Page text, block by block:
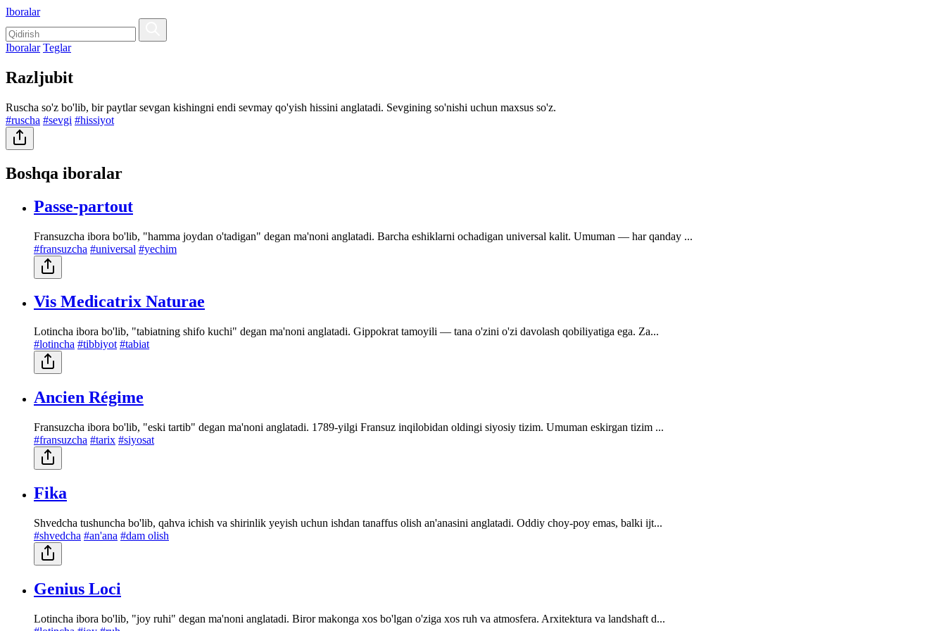
Iboralar
Iboralar Teglar
Razljubit
Ruscha so'z bo'lib, bir paytlar sevgan kishingni endi sevmay qo'yish hissini anglatadi. Sevgining so'nishi uchun maxsus so'z.
#ruscha #sevgi #hissiyot
Boshqa iboralar
Passe-partout
Fransuzcha ibora bo'lib, "hamma joydan o'tadigan" degan ma'noni anglatadi. Barcha eshiklarni ochadigan universal kalit. Umuman — har qanday ...
#fransuzcha #universal #yechim
Vis Medicatrix Naturae
Lotincha ibora bo'lib, "tabiatning shifo kuchi" degan ma'noni anglatadi. Gippokrat tamoyili — tana o'zini o'zi davolash qobiliyatiga ega. Za...
#lotincha #tibbiyot #tabiat
Ancien Régime
Fransuzcha ibora bo'lib, "eski tartib" degan ma'noni anglatadi. 1789-yilgi Fransuz inqilobidan oldingi siyosiy tizim. Umuman eskirgan tizim ...
#fransuzcha #tarix #siyosat
Fika
Shvedcha tushuncha bo'lib, qahva ichish va shirinlik yeyish uchun ishdan tanaffus olish an'anasini anglatadi. Oddiy choy-poy emas, balki ijt...
#shvedcha #an'ana #dam olish
Genius Loci
Lotincha ibora bo'lib, "joy ruhi" degan ma'noni anglatadi. Biror makonga xos bo'lgan o'ziga xos ruh va atmosfera. Arxitektura va landshaft d...